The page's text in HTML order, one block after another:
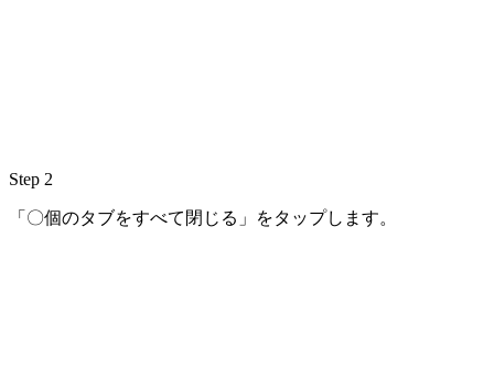
Step 2
「〇個のタブをすべて閉じる」をタップします。